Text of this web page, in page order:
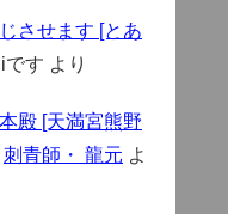
させます [とあ
です より
殿 [天満宮熊野
刺青師・ 龍元 よ